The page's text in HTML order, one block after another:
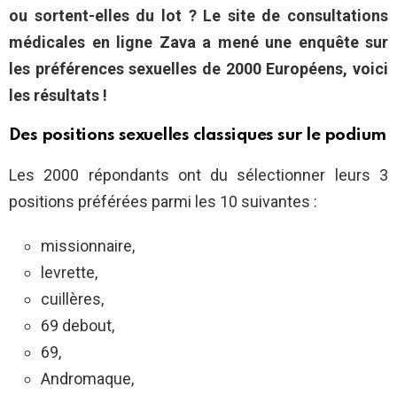
ou sortent-elles du lot ? Le site de consultations
médicales en ligne Zava a mené une enquête sur
les préférences sexuelles de 2000 Européens, voici
les résultats !
Des positions sexuelles classiques sur le podium
Les 2000 répondants ont du sélectionner leurs 3
positions préférées parmi les 10 suivantes :
missionnaire,
levrette,
cuillères,
69 debout,
69,
Andromaque,